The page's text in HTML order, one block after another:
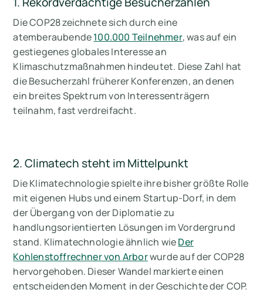
Die COP28 zeichnete sich durch eine
atemberaubende100.000 Teilnehmer, was auf ein
gestiegenes globales Interesse an
Klimaschutzmaßnahmen hindeutet. Diese Zahl hat
die Besucherzahl früherer Konferenzen, an denen
ein breites Spektrum von Interessenträgern
teilnahm, fast verdreifacht.
2. Climatech steht im Mittelpunkt
Die Klimatechnologie spielte ihre bisher größte Rolle
mit eigenen Hubs und einem Startup-Dorf, in dem
der Übergang von der Diplomatie zu
handlungsorientierten Lösungen im Vordergrund
stand. Klimatechnologie ähnlich wieDer
Kohlenstoffrechner von Arborwurde auf der COP28
hervorgehoben. Dieser Wandel markierte einen
entscheidenden Moment in der Geschichte der COP.